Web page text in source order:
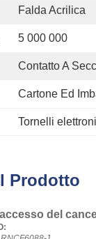
Falda Acrilica
5 000 000
Contatto A
Cartone Ed
Tornelli
Prodotto
del